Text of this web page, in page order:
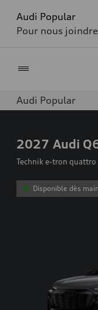
Audi Popular
Pour nous
Audi Popular
2027 Audi
Technik e-tron quattro
Disponible dès